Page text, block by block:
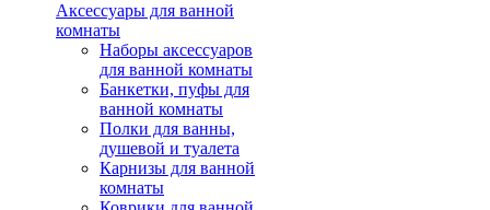
Аксессуары для ванной
комнаты
Наборы аксессуаров
для ванной комнаты
Банкетки, пуфы для
ванной комнаты
Полки для ванны,
душевой и туалета
Карнизы для ванной
комнаты